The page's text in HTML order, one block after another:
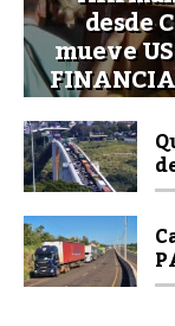
desde
mueve